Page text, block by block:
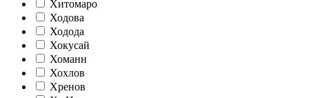
Хитомаро
Ходова
Ходода
Хокусай
Хоманн
Хохлов
Хренов